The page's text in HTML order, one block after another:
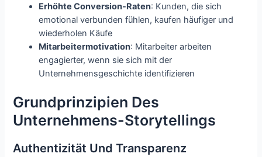
Erhöhte Conversion-Raten: Kunden, die sich
emotional verbunden fühlen, kaufen häufiger und
wiederholen Käufe
Mitarbeitermotivation: Mitarbeiter arbeiten
engagierter, wenn sie sich mit der
Unternehmensgeschichte identifizieren
Grundprinzipien Des
Unternehmens-Storytellings
Authentizität Und Transparenz